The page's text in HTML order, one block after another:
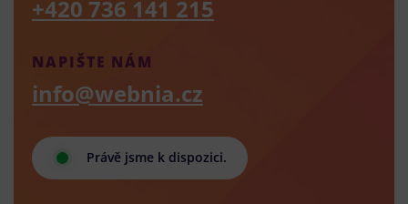
Právě jsme k dispozici.
NAPIŠTE NÁM
info@webnia.cz
+420 736 141 215